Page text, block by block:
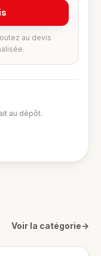
au devis
au dépôt.
Voir la catégorie→